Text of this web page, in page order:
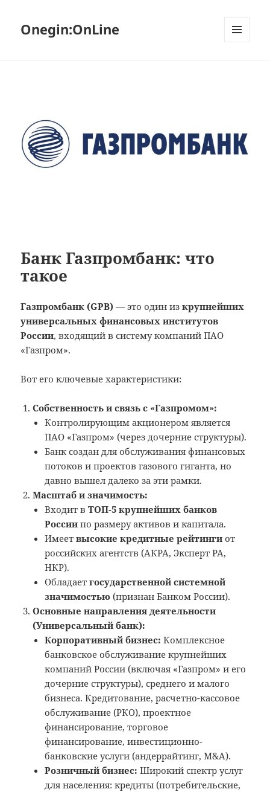
Onegin:OnLine
Банк Газпромбанк: что
такое
Газпромбанк (GPB) — это один изкрупнейших
универсальных финансовых институтов
России, входящий в систему компаний ПАО
«Газпром».
Вот его ключевые характеристики:
Собственность и связь с «Газпромом»:
Контролирующим акционером является
ПАО «Газпром» (через дочерние структуры).
Банк создан для обслуживания финансовых
потоков и проектов газового гиганта, но
давно вышел далеко за эти рамки.
Масштаб и значимость:
Входит вТОП-5 крупнейших банков
России по размеру активов и капитала.
Имеетвысокие кредитные рейтинги от
российских агентств (АКРА, Эксперт РА,
НКР).
Обладаетгосударственной системной
значимостью (признан Банком России).
Основные направления деятельности
(Универсальный банк):
Корпоративный бизнес: Комплексное
банковское обслуживание крупнейших
компаний России (включая «Газпром» и его
дочерние структуры), среднего и малого
бизнеса. Кредитование, расчетно-кассовое
обслуживание (РКО), проектное
финансирование, торговое
финансирование, инвестиционно-
банковские услуги (андеррайтинг, M&A).
Розничный бизнес: Широкий спектр услуг
для населения: кредиты (потребительские,